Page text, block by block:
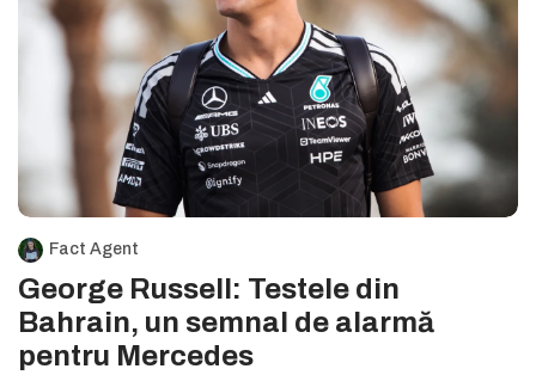
Fact Agent
George Russell: Testele din
Bahrain, un semnal de alarmă
pentru Mercedes